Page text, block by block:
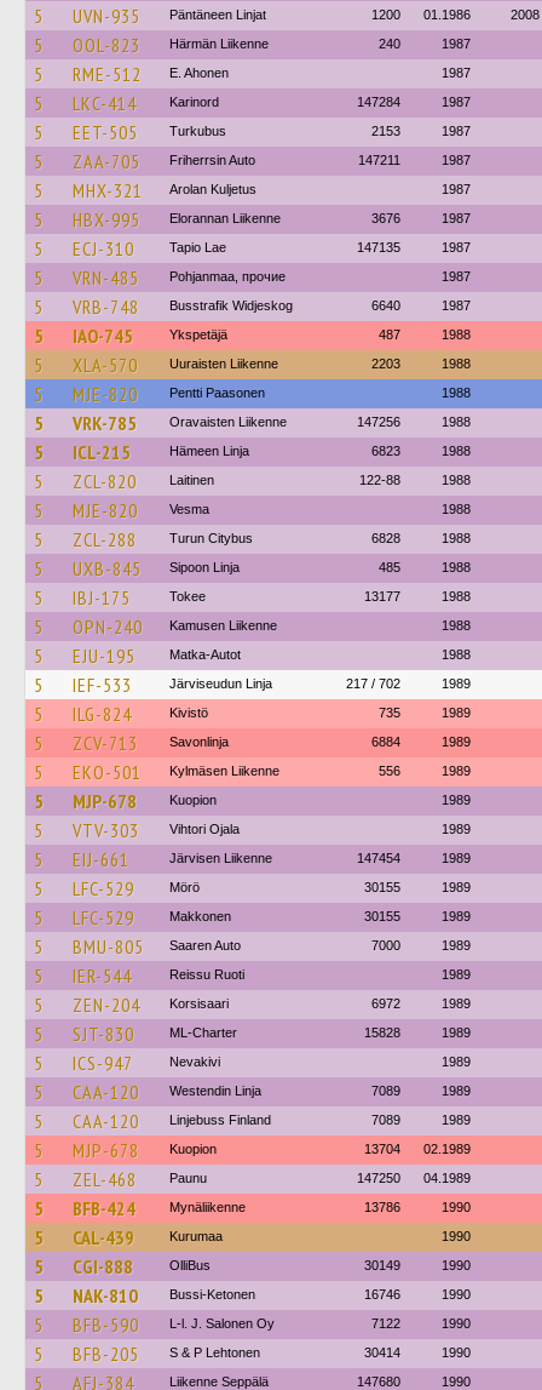
5 UVN-935 Päntäneen Linjat 1200 01.1986 2008
5 OOL-823 Härmän Liikenne 240 1987
5 RME-512 E. Ahonen 1987
5 LKC-414 Karinord 147284 1987
5 EET-505 Turkubus 2153 1987
5 ZAA-705 Friherrsin Auto 147211 1987
5 MHX-321 Arolan Kuljetus 1987
5 HBX-995 Elorannan Liikenne 3676 1987
5 ECJ-310 Tapio Lae 147135 1987
5 VRN-485 Pohjanmaa, прочие 1987
5 VRB-748 Busstrafik Widjeskog 6640 1987
5 IAO-745 Ykspetäjä 487 1988
5 XLA-570 Uuraisten Liikenne 2203 1988
5 MJE-820 Pentti Paasonen 1988
5 VRK-785 Oravaisten Liikenne 147256 1988
5 ICL-215 Hämeen Linja 6823 1988
5 ZCL-820 Laitinen 122-88 1988
5 MJE-820 Vesma 1988
5 ZCL-288 Turun Citybus 6828 1988
5 UXB-845 Sipoon Linja 485 1988
5 IBJ-175 Tokee 13177 1988
5 OPN-240 Kamusen Liikenne 1988
5 EJU-195 Matka-Autot 1988
5 IEF-533 Järviseudun Linja 217 / 702 1989
5 ILG-824 Kivistö 735 1989
5 ZCV-713 Savonlinja 6884 1989
5 EKO-501 Kylmäsen Liikenne 556 1989
5 MJP-678 Kuopion 1989
5 VTV-303 Vihtori Ojala 1989
5 EIJ-661 Järvisen Liikenne 147454 1989
5 LFC-529 Mörö 30155 1989
5 LFC-529 Makkonen 30155 1989
5 BMU-805 Saaren Auto 7000 1989
5 IER-544 Reissu Ruoti 1989
5 ZEN-204 Korsisaari 6972 1989
5 SJT-830 ML-Charter 15828 1989
5 ICS-947 Nevakivi 1989
5 CAA-120 Westendin Linja 7089 1989
5 CAA-120 Linjebuss Finland 7089 1989
5 MJP-678 Kuopion 13704 02.1989
5 ZEL-468 Paunu 147250 04.1989
5 BFB-424 Mynäliikenne 13786 1990
5 CAL-439 Kurumaa 1990
5 CGI-888 OlliBus 30149 1990
5 NAK-810 Bussi-Ketonen 16746 1990
5 BFB-590 L-l. J. Salonen Oy 7122 1990
5 BFB-205 S & P Lehtonen 30414 1990
5 AFJ-384 Liikenne Seppälä 147680 1990